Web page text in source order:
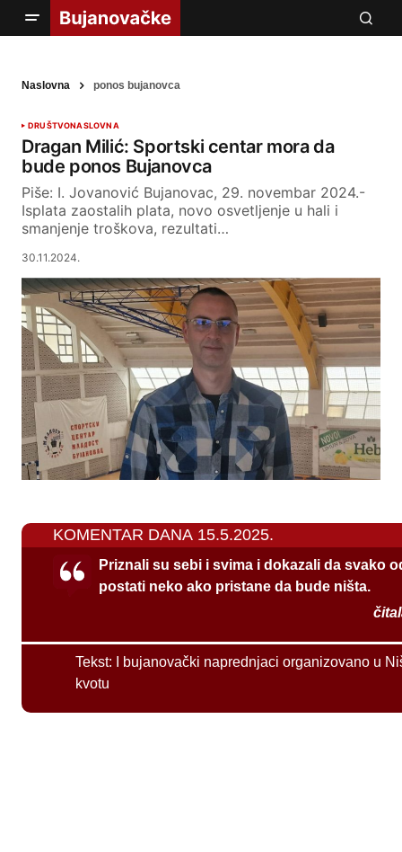
Naslovna ponos bujanovca
DRUŠTVONASLOVNA
Dragan Milić: Sportski centar mora da
bude ponos Bujanovca
Piše: I. Jovanović Bujanovac, 29. novembar 2024.-
Isplata zaostalih plata, novo osvetljenje u hali i
smanjenje troškova, rezultati…
30.11.2024.
KOMENTAR DANA 15.5.2025.
Priznali su sebi i svima i dokazali da svako
postati neko ako pristane da bude ništa.
Tekst:
I bujanovački naprednjaci organizovano u
kvotu